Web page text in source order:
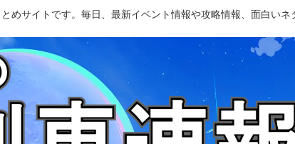
めサイトです。毎日、最新イベント情報や攻略情報、面白いネ